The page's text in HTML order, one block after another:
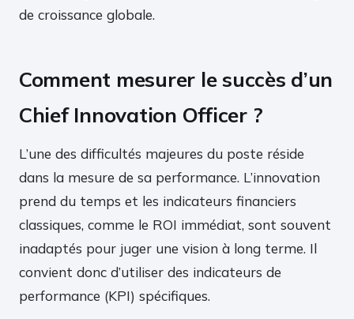
de croissance globale.
Comment mesurer le succès d’un
Chief Innovation Officer ?
L’une des difficultés majeures du poste réside
dans la mesure de sa performance. L’innovation
prend du temps et les indicateurs financiers
classiques, comme le ROI immédiat, sont souvent
inadaptés pour juger une vision à long terme. Il
convient donc d’utiliser des indicateurs de
performance (KPI) spécifiques.